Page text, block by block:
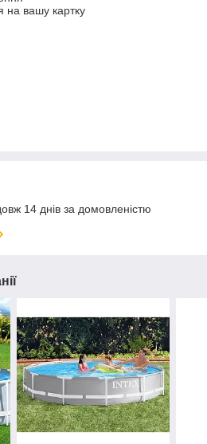
на вашу картку
14 днів за домовленістю